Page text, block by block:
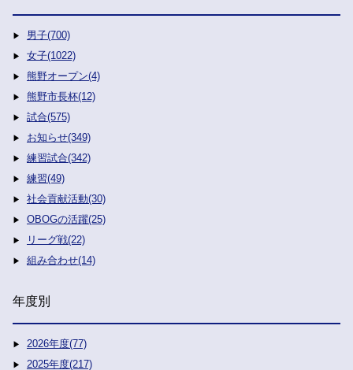
男子(700)
女子(1022)
熊野オープン(4)
熊野市長杯(12)
試合(575)
お知らせ(349)
練習試合(342)
練習(49)
社会貢献活動(30)
OBOGの活躍(25)
リーグ戦(22)
組み合わせ(14)
年度別
2026年度(77)
2025年度(217)